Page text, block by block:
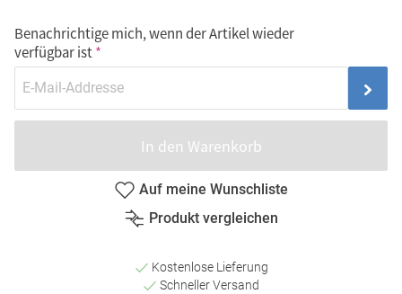
Benachrichtige mich, wenn der Artikel wieder
verfügbar ist
In den Warenkorb
Auf meine Wunschliste
Produkt vergleichen
Kostenlose Lieferung
Schneller Versand